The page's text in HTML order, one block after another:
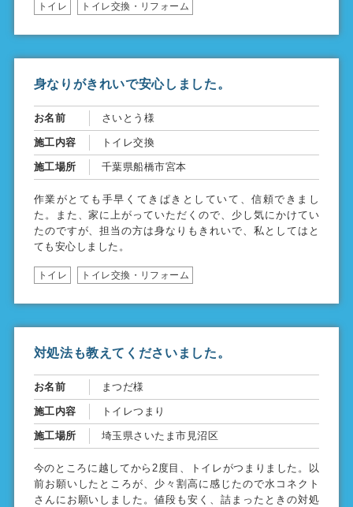
トイレ トイレ交換・リフォーム
身なりがきれいで安心しました。
お名前 さいとう様
施工内容 トイレ交換
施工場所 千葉県船橋市宮本
作業がとても手早くてきぱきとしていて、信頼できまし
た。また、家に上がっていただくので、少し気にかけてい
たのですが、担当の方は身なりもきれいで、私としてはと
ても安心しました。
トイレ トイレ交換・リフォーム
対処法も教えてくださいました。
お名前 まつだ様
施工内容 トイレつまり
施工場所 埼玉県さいたま市見沼区
今のところに越してから2度目、トイレがつまりました。以
前お願いしたところが、少々割高に感じたので水コネクト
さんにお願いしました。値段も安く、詰まったときの対処